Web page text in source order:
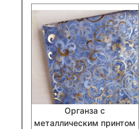
Органза с
металлическим принтом